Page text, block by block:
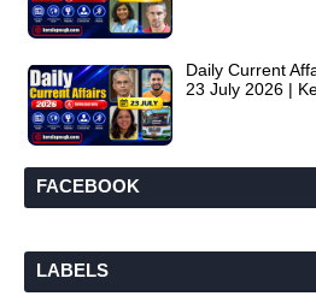
Daily Current
23 July 2026 |
FACEBOOK
LABELS